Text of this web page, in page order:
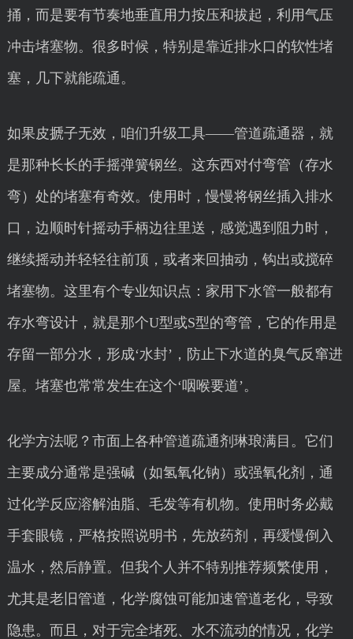
捅，而是要有节奏地垂直用力按压和拔起，利用气压
冲击堵塞物。很多时候，特别是靠近排水口的软性堵
塞，几下就能疏通。
如果皮搋子无效，咱们升级工具——管道疏通器，就
是那种长长的手摇弹簧钢丝。这东西对付弯管（存水
弯）处的堵塞有奇效。使用时，慢慢将钢丝插入排水
口，边顺时针摇动手柄边往里送，感觉遇到阻力时，
继续摇动并轻轻往前顶，或者来回抽动，钩出或搅碎
堵塞物。这里有个专业知识点：家用下水管一般都有
存水弯设计，就是那个U型或S型的弯管，它的作用是
存留一部分水，形成‘水封’，防止下水道的臭气反窜进
屋。堵塞也常常发生在这个‘咽喉要道’。
化学方法呢？市面上各种管道疏通剂琳琅满目。它们
主要成分通常是强碱（如氢氧化钠）或强氧化剂，通
过化学反应溶解油脂、毛发等有机物。使用时务必戴
手套眼镜，严格按照说明书，先放药剂，再缓慢倒入
温水，然后静置。但我个人并不特别推荐频繁使用，
尤其是老旧管道，化学腐蚀可能加速管道老化，导致
隐患。而且，对于完全堵死、水不流动的情况，化学